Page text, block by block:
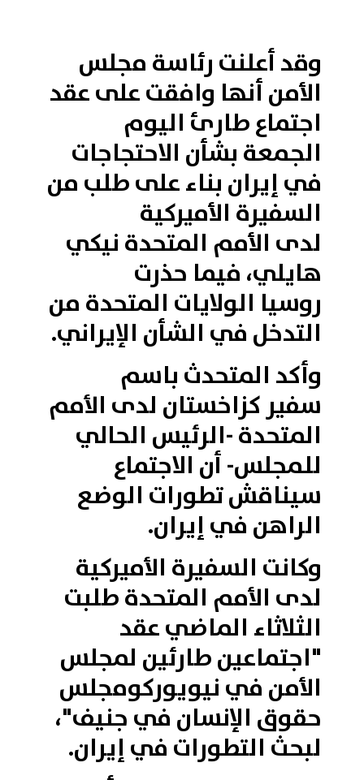
وقد أعلنت رئاسة مجلس
الأمن أنها وافقت على عقد
اجتماع طارئ اليوم
الجمعة بشأن الاحتجاجات
في إيران بناء على طلب من
السفيرة الأميركية
لدى الأمم المتحدة نيكي
هايلي، فيما حذرت
روسيا الولايات المتحدة من
التدخل في الشأن الإيراني.
وأكد المتحدث باسم
سفير كزاخستان لدى الأمم
المتحدة -الرئيس الحالي
للمجلس- أن الاجتماع
سيناقش تطورات الوضع
الراهن في إيران.
وكانت السفيرة الأميركية
لدى الأمم المتحدة طلبت
الثلاثاء الماضي عقد
"اجتماعين طارئين لمجلس
الأمن في نيويوركومجلس
حقوق الإنسان في جنيف"،
لبحث التطورات في إيران.